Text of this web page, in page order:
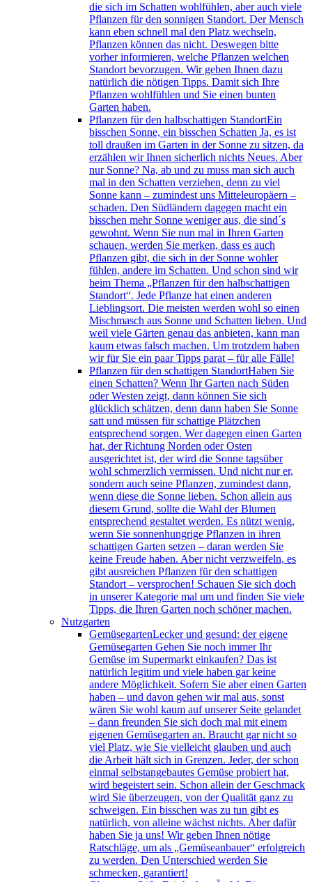
die sich im Schatten wohlfühlen, aber auch viele
Pflanzen für den sonnigen Standort. Der Mensch
kann eben schnell mal den Platz wechseln,
Pflanzen können das nicht. Deswegen bitte
vorher informieren, welche Pflanzen welchen
Standort bevorzugen. Wir geben Ihnen dazu
natürlich die nötigen Tipps. Damit sich Ihre
Pflanzen wohlfühlen und Sie einen bunten
Garten haben.
Pflanzen für den halbschattigen StandortEin
bisschen Sonne, ein bisschen Schatten Ja, es ist
toll draußen im Garten in der Sonne zu sitzen, da
erzählen wir Ihnen sicherlich nichts Neues. Aber
nur Sonne? Na, ab und zu muss man sich auch
mal in den Schatten verziehen, denn zu viel
Sonne kann – zumindest uns Mitteleuropäern –
schaden. Den Südländern dagegen macht ein
bisschen mehr Sonne weniger aus, die sind´s
gewohnt. Wenn Sie nun mal in Ihren Garten
schauen, werden Sie merken, dass es auch
Pflanzen gibt, die sich in der Sonne wohler
fühlen, andere im Schatten. Und schon sind wir
beim Thema „Pflanzen für den halbschattigen
Standort“. Jede Pflanze hat einen anderen
Lieblingsort. Die meisten werden wohl so einen
Mischmasch aus Sonne und Schatten lieben. Und
weil viele Gärten genau das anbieten, kann man
kaum etwas falsch machen. Um trotzdem haben
wir für Sie ein paar Tipps parat – für alle Fälle!
Pflanzen für den schattigen StandortHaben Sie
einen Schatten? Wenn Ihr Garten nach Süden
oder Westen zeigt, dann können Sie sich
glücklich schätzen, denn dann haben Sie Sonne
satt und müssen für schattige Plätzchen
entsprechend sorgen. Wer dagegen einen Garten
hat, der Richtung Norden oder Osten
ausgerichtet ist, der wird die Sonne tagsüber
wohl schmerzlich vermissen. Und nicht nur er,
sondern auch seine Pflanzen, zumindest dann,
wenn diese die Sonne lieben. Schon allein aus
diesem Grund, sollte die Wahl der Blumen
entsprechend gestaltet werden. Es nützt wenig,
wenn Sie sonnenhungrige Pflanzen in ihren
schattigen Garten setzen – daran werden Sie
keine Freude haben. Aber nicht verzweifeln, es
gibt ausreichen Pflanzen für den schattigen
Standort – versprochen! Schauen Sie sich doch
in unserer Kategorie mal um und finden Sie viele
Tipps, die Ihren Garten noch schöner machen.
Nutzgarten
GemüsegartenLecker und gesund: der eigene
Gemüsegarten Gehen Sie noch immer Ihr
Gemüse im Supermarkt einkaufen? Das ist
natürlich legitim und viele haben gar keine
andere Möglichkeit. Sofern Sie aber einen Garten
haben – und davon gehen wir mal aus, sonst
wären Sie wohl kaum auf unserer Seite gelandet
– dann freunden Sie sich doch mal mit einem
eigenen Gemüsegarten an. Braucht gar nicht so
viel Platz, wie Sie vielleicht glauben und auch
die Arbeit hält sich in Grenzen. Jeder, der schon
einmal selbstangebautes Gemüse probiert hat,
wird begeistert sein. Schon allein der Geschmack
wird Sie überzeugen, von der Qualität ganz zu
schweigen. Ein bisschen was zu tun gibt es
natürlich, von alleine wächst nichts. Aber dafür
haben Sie ja uns! Wir geben Ihnen nötige
Ratschläge, um als „Gemüseanbauer“ erfolgreich
zu werden. Den Unterschied werden Sie
schmecken, garantiert!